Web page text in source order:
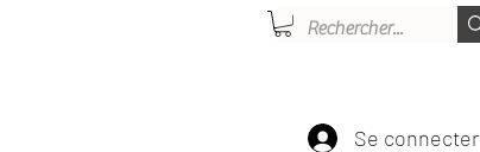
Se connecter